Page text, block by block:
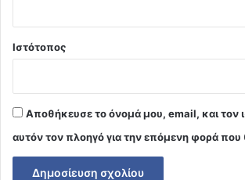
Ιστότοπος
Αποθήκευσε το όνομά μου, email, και τον
αυτόν τον πλοηγό για την επόμενη φορά